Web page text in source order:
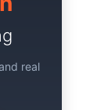
real